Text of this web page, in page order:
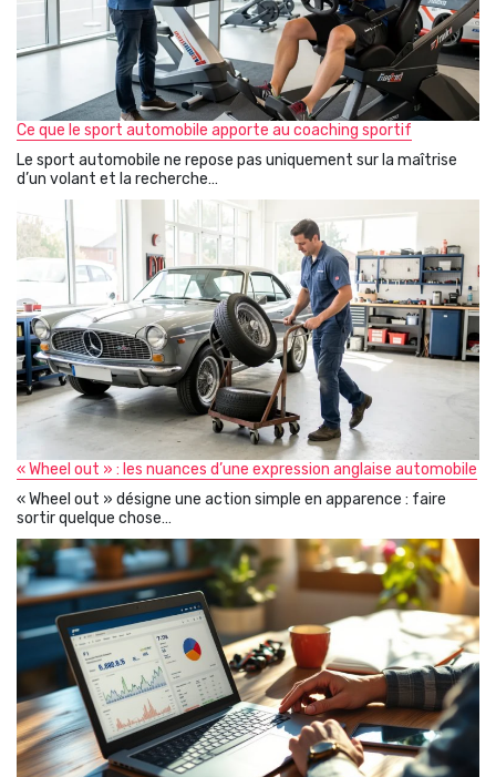
Ce que le sport automobile apporte au coaching sportif
Le sport automobile ne repose pas uniquement sur la maîtrise
d’un volant et la recherche…
« Wheel out » : les nuances d’une expression anglaise automobile
« Wheel out » désigne une action simple en apparence : faire
sortir quelque chose…